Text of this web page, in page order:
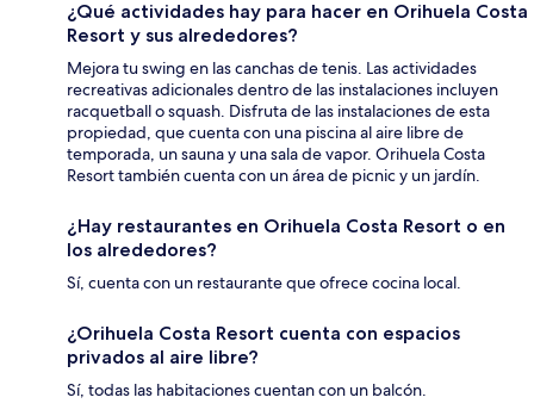
¿Qué actividades hay para hacer en Orihuela Costa
Resort y sus alrededores?
Mejora tu swing en las canchas de tenis. Las actividades
recreativas adicionales dentro de las instalaciones incluyen
racquetball o squash. Disfruta de las instalaciones de esta
propiedad, que cuenta con una piscina al aire libre de
temporada, un sauna y una sala de vapor. Orihuela Costa
Resort también cuenta con un área de picnic y un jardín.
¿Hay restaurantes en Orihuela Costa Resort o en
los alrededores?
Sí, cuenta con un restaurante que ofrece cocina local.
¿Orihuela Costa Resort cuenta con espacios
privados al aire libre?
Sí, todas las habitaciones cuentan con un balcón.